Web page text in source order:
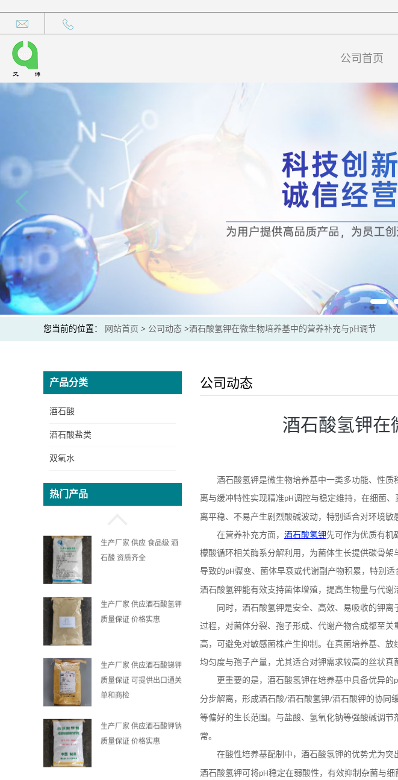
公司首页
您当前的位置： 网站首页 > 公司动态 >酒石酸氢钾在微生物培养基中的营养补充与pH调节
产品分类
酒石酸
酒石酸盐类
双氧水
热门产品
生产厂家 供应酒石酸氢钾
生产厂家 供应酒石酸锑钾
生产厂家 供应酒石酸钾钠
质量保证 价格实惠
生产厂家DL-酒石酸 结晶
公司动态
酒石酸氢钾在
酒石酸氢钾是微生物培养基中一类多功能、性
离与缓冲特性实现精准pH调控与稳定维持，在细菌
离平稳、不易产生剧烈酸碱波动，特别适合对环境
在营养补充方面， 酒石酸氢钾先可作为优质有机
檬酸循环相关酶系分解利用，为菌体生长提供碳骨
导致的pH骤变、菌体早衰或代谢副产物积累，特别
酒石酸氢钾能有效支持菌体增殖，提高生物量与代谢
同时，酒石酸氢钾是安全、高效、易吸收的钾
过程，对菌体分裂、孢子形成、代谢产物合成都至
高，可避免对敏感菌株产生抑制。在真菌培养基、
均匀度与孢子产量，尤其适合对钾需求较高的丝状真
更重要的是，酒石酸氢钾在培养基中具备优异的
分步解离，形成酒石酸/酒石酸氢钾/酒石酸钾的协同
等偏好的生长范围。与盐酸、氢氧化钠等强酸碱调节
常。
在酸性培养基配制中，酒石酸氢钾的优势尤为突
酒石酸氢钾可将pH稳定在弱酸性，有效抑制杂菌与